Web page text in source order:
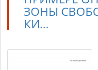
ЗОНЫ
КИ...